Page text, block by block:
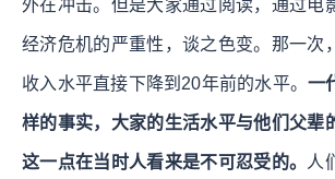
外在冲击。但是大家通过阅读，通过电
经济危机的严重性，谈之色变。那一次
收入水平直接下降到20年前的水平。 一
样的事实，大家的生活水平与他们父辈
这一点在当时人看来是不可忍受的。 人